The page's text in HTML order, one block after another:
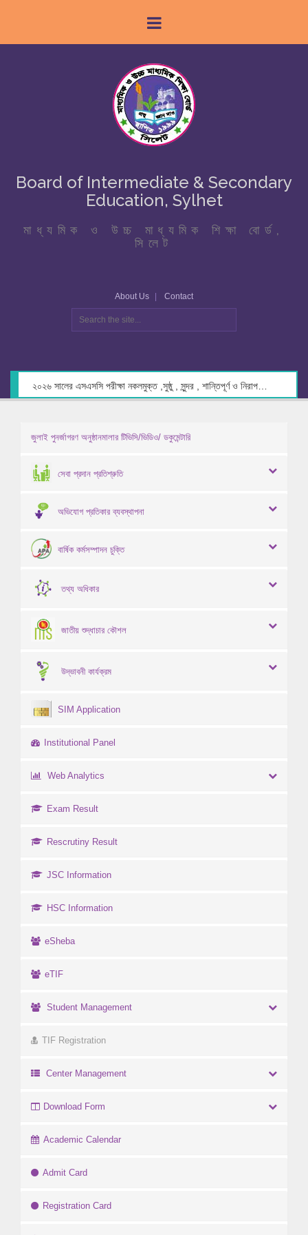
Board of Intermediate & Secondary
Education, Sylhet
মাধ্যমিক ও উচ্চ মাধ্যমিক শিক্ষা বোর্ড,
সিলেট
About Us Contact
জুলাই পুনর্জাগরণ অনুষ্ঠানমালার টিভিসি/ভিডিও/ ডকুমেন্টারি
সেবা প্রদান প্রতিশ্রুতি
অভিযোগ প্রতিকার ব্যবস্থাপনা
বার্ষিক কর্মসম্পাদন চুক্তি
তথ্য অধিকার
জাতীয় শুদ্ধাচার কৌশল
উদ্ভাবনী কার্যক্রম
SIM Application
Institutional Panel
Web Analytics
Exam Result
Rescrutiny Result
JSC Information
HSC Information
eSheba
eTIF
Student Management
TIF Registration
Center Management
Download Form
Academic Calendar
Admit Card
Registration Card